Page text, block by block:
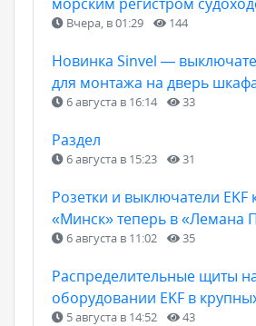
Вчера, в 01:29 144
Новинка Sinvel —
для монтажа на дверь
6 августа в 16:14 33
Раздел
6 августа в 15:23 31
Розетки и выключатели EKF
«Минск» теперь в «Лемана
6 августа в 11:02 35
Распределительные щиты
оборудовании EKF в
5 августа в 14:52 43